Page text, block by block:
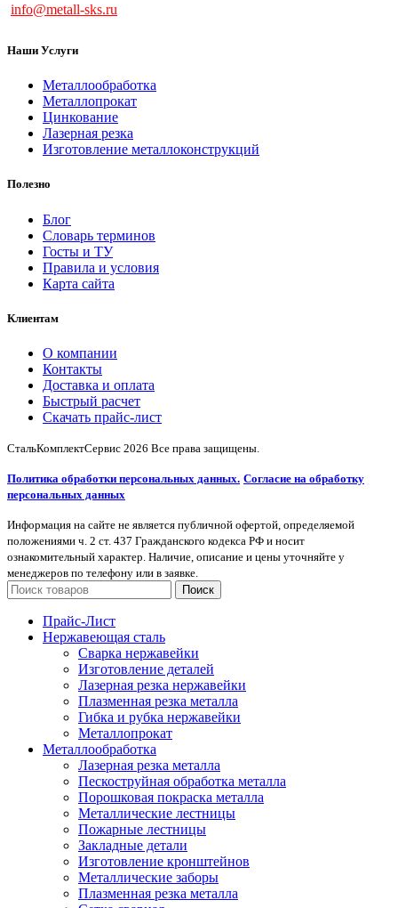
info@metall-sks.ru
Наши Услуги
Металлообработка
Металлопрокат
Цинкование
Лазерная резка
Изготовление металлоконструкций
Полезно
Блог
Словарь терминов
Госты и ТУ
Правила и условия
Карта сайта
Клиентам
О компании
Контакты
Доставка и оплата
Быстрый расчет
Скачать прайс-лист
СтальКомплектСервис 2026 Все права защищены.
Политика обработки персональных данных. Согласие на обработку
персональных данных
Информация на сайте не является публичной офертой, определяемой
положениями ч. 2 ст. 437 Гражданского кодекса РФ и носит
ознакомительный характер. Наличие, описание и цены уточняйте у
менеджеров по телефону или в заявке.
Поиск
Прайс-Лист
Нержавеющая сталь
Сварка нержавейки
Изготовление деталей
Лазерная резка нержавейки
Плазменная резка металла
Гибка и рубка нержавейки
Металлопрокат
Металлообработка
Лазерная резка металла
Пескоструйная обработка металла
Порошковая покраска металла
Металлические лестницы
Пожарные лестницы
Закладные детали
Изготовление кронштейнов
Металлические заборы
Плазменная резка металла